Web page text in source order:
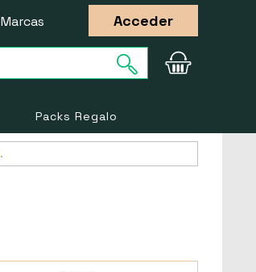
Marcas Acceder
Packs Regalo
.